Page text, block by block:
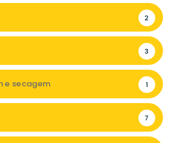
2
3
e secagem 1
7